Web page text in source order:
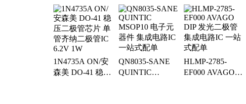
信模块、集成电路、控制芯片、电源管理、电源负载、
RTL
1N4735A ON/安
森美 DO-41 稳压
QN8035-SANE
QUINTIC
HLMP-2785-
EF000 AVAGO